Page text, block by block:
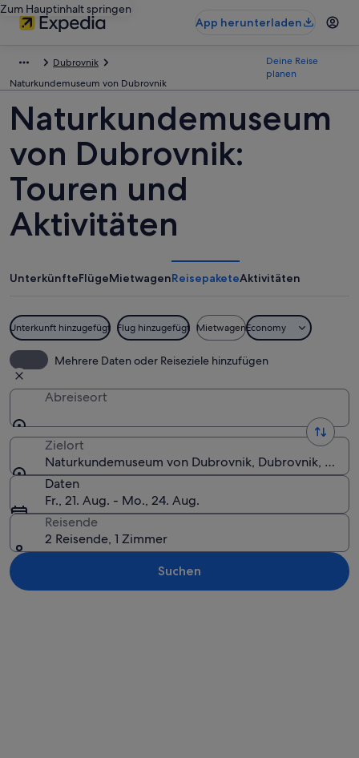
Zum Hauptinhalt springen
App herunterladen
Dubrovnik
Naturkundemuseum von Dubrovnik
Deine Reise
planen
Naturkundemuseum
von Dubrovnik:
Touren und
Aktivitäten
UnterkünfteFlügeMietwagenReisepaketeAktivitäten
Unterkunft hinzugefügt Flug hinzugefügt MietwagenEconomy
Mehrere Daten oder Reiseziele hinzufügen
Abreiseort
Zielort
Naturkundemuseum von Dubrovnik, Dubrovnik,
Daten
Fr., 21. Aug. - Mo., 24. Aug.
Reisende
2 Reisende, 1 Zimmer
Suchen